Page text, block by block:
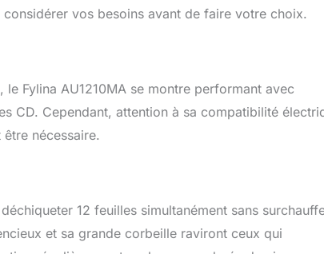
vos besoins avant de faire votre choix.
Fylina AU1210MA se montre performant avec
CD. Cependant, attention à sa compatibilité
nécessaire.
12 feuilles simultanément sans
et sa grande corbeille raviront ceux qui